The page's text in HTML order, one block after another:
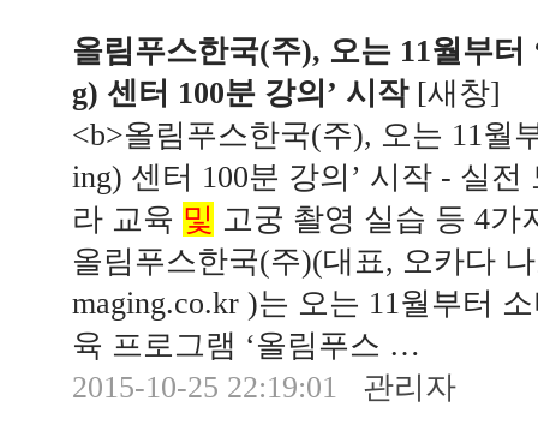
올림푸스한국(주), 오는 11월부터
g) 센터 100분 강의’ 시작[새창]
<b>올림푸스한국(주), 오는 11월
ing) 센터 100분 강의’ 시작 - 실
라 교육 및 고궁 촬영 실습 등 4가
올림푸스한국(주)(대표, 오카다
maging.co.kr )는 오는 11월부터
육 프로그램 ‘올림푸스 …
2015-10-25 22:19:01
관리자